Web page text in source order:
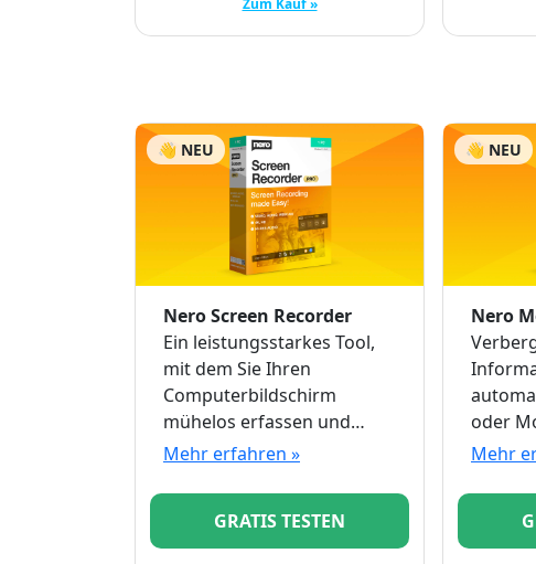
👋 NEU
Nero Screen Recorder
Ein leistungsstarkes Tool,
mit dem Sie Ihren
Computerbildschirm
mühelos erfassen und
aufzeichnen können.
Mehr erfahren »
GRATIS TESTEN
👋 NEU
Nero
oder
Mehr